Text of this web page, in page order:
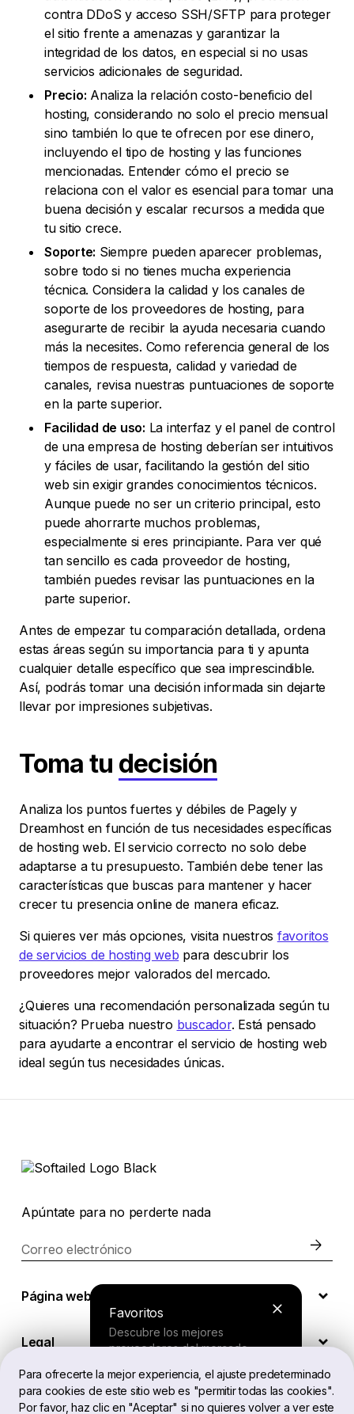
Para ofrecerte la mejor experiencia, el ajuste predeterminado
para cookies de este sitio web es "permitir todas las cookies".
Por favor, haz clic en "Aceptar" si no quieres volver a ver este
contra DDoS y acceso SSH/SFTP para proteger
el sitio frente a amenazas y garantizar la
integridad de los datos, en especial si no usas
servicios adicionales de seguridad.
Precio: Analiza la relación costo-beneficio del
hosting, considerando no solo el precio mensual
sino también lo que te ofrecen por ese dinero,
incluyendo el tipo de hosting y las funciones
mencionadas. Entender cómo el precio se
relaciona con el valor es esencial para tomar una
buena decisión y escalar recursos a medida que
tu sitio crece.
Soporte: Siempre pueden aparecer problemas,
sobre todo si no tienes mucha experiencia
técnica. Considera la calidad y los canales de
soporte de los proveedores de hosting, para
asegurarte de recibir la ayuda necesaria cuando
más la necesites. Como referencia general de los
tiempos de respuesta, calidad y variedad de
canales, revisa nuestras puntuaciones de soporte
en la parte superior.
Facilidad de uso: La interfaz y el panel de control
de una empresa de hosting deberían ser intuitivos
y fáciles de usar, facilitando la gestión del sitio
web sin exigir grandes conocimientos técnicos.
Aunque puede no ser un criterio principal, esto
puede ahorrarte muchos problemas,
especialmente si eres principiante. Para ver qué
tan sencillo es cada proveedor de hosting,
también puedes revisar las puntuaciones en la
parte superior.
Antes de empezar tu comparación detallada, ordena
estas áreas según su importancia para ti y apunta
cualquier detalle específico que sea imprescindible.
Así, podrás tomar una decisión informada sin dejarte
llevar por impresiones subjetivas.
Toma tu decisión
Analiza los puntos fuertes y débiles de Pagely y
Dreamhost en función de tus necesidades específicas
de hosting web. El servicio correcto no solo debe
adaptarse a tu presupuesto. También debe tener las
características que buscas para mantener y hacer
crecer tu presencia online de manera eficaz.
Si quieres ver más opciones, visita nuestros favoritos
de servicios de hosting web para descubrir los
proveedores mejor valorados del mercado.
¿Quieres una recomendación personalizada según tu
situación? Prueba nuestro buscador. Está pensado
para ayudarte a encontrar el servicio de hosting web
ideal según tus necesidades únicas.
Favoritos
Descubre los mejores
proveedores del mercado.
Buscador
Apúntate para no perderte nada
Correo electrónico
Página web
Legal
ES